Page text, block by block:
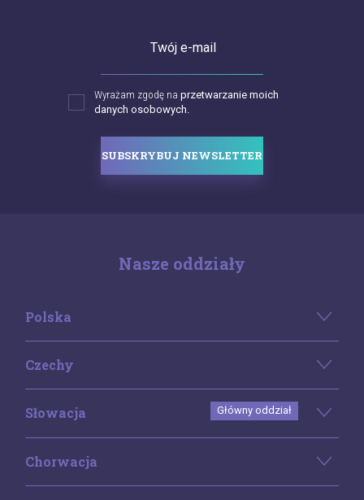
Twój e-mail
Wyrażam zgodę na przetwarzanie moich
danych osobowych.
SUBSKRYBUJ NEWSLETTER
Nasze oddziały
Polska
Czechy
Słowacja Główny oddział
Chorwacja